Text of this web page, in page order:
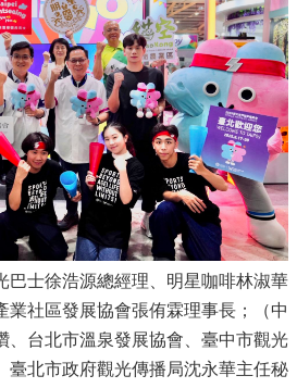
巴士徐浩源總經理、明星咖啡林淑華
業社區發展協會張侑霖理事長；（中
、台北市溫泉發展協會、臺中市觀光
臺北市政府觀光傳播局沈永華主任秘